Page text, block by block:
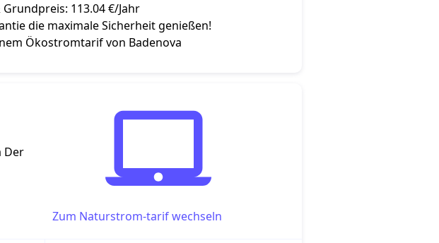
113.04 €/Jahr
die maximale Sicherheit genießen!
Ökostromtarif von Badenova
Der
Zum Naturstrom-tarif wechseln